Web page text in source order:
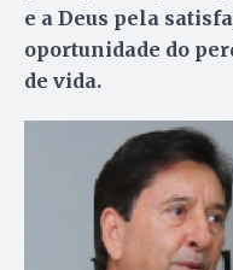
e a Deus pela
oportunidade do
de vida.